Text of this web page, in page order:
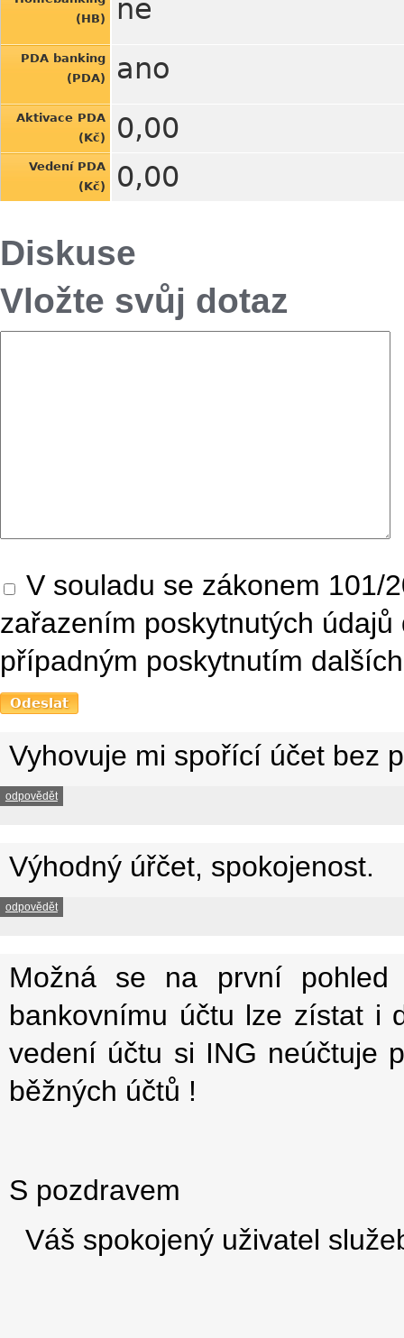
(HB)
ne
PDA banking
(PDA)
ano
Aktivace PDA
(Kč)
0,00
Vedení PDA
(Kč)
0,00
Diskuse
Vložte svůj dotaz
V souladu se zákonem 101/
zařazením poskytnutých
případným poskytnutím
Vyhovuje mi spořící účet bez
odpovědět
Výhodný úřčet, spokojenost.
odpovědět
Možná se na první pohled
bankovnímu účtu lze zístat i
vedení účtu si ING neúčtuje
běžných účtů !
S pozdravem
Váš spokojený uživatel